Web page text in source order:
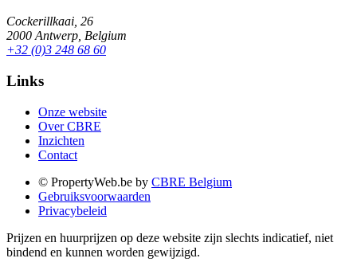
Cockerillkaai, 26
2000 Antwerp, Belgium
+32 (0)3 248 68 60
Links
Onze website
Over CBRE
Inzichten
Contact
© PropertyWeb.be by CBRE Belgium
Gebruiksvoorwaarden
Privacybeleid
Prijzen en huurprijzen op deze website zijn slechts indicatief, niet
bindend en kunnen worden gewijzigd.